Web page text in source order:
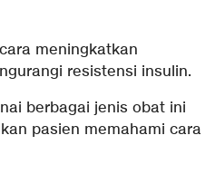
meningkatkan
resistensi insulin.
berbagai jenis obat ini
pasien memahami cara